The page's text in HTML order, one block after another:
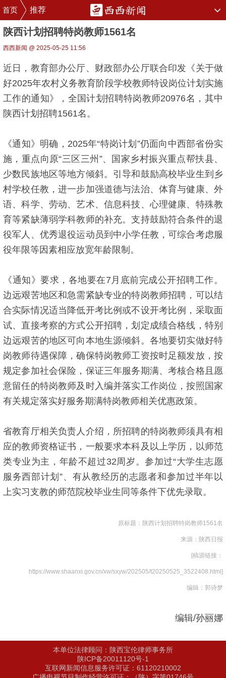
首页 推荐
陕西计划招聘特岗教师1561名
西西新闻 @ 2025-05-25 11:56
近日，教育部办公厅、财政部办公厅联合印发《关于做
好2025年农村义务教育阶段学校教师特设岗位计划实施
工作的通知》，全国计划招聘特岗教师20976名，其中
陕西计划招聘1561名。
《通知》明确，2025年“特岗计划”仍面向中西部省份实
施，重点向原“三区三州”、国家乡村振兴重点帮扶县、
少数民族地区等地方倾斜。引导和鼓励高校毕业生到乡
村学校任教，进一步加强道德与法治、体育与健康、外
语、科学、劳动、艺术、信息科技、心理健康、特殊教
育等紧缺薄弱学科教师的补充。支持鼓励符合条件的退
役军人、优秀退役运动员到中小学任教，可综合考虑服
役年限等因素相应放宽年龄限制。
《通知》要求，各地要在7月底前完成公开招聘工作。
边远艰苦地区和急需紧缺专业的特岗教师招聘，可以结
合实际情况适当降低开考比例或不设开考比例，采取面
试、直接考察的方式公开招聘，划定成绩合格线，特别
边远艰苦的地区可向本地生源倾斜。各地要切实做好特
岗教师待遇保障，确保特岗教师工资按时足额发放，按
规定参加社会保险，保证三年服务期满、考核合格且愿
意留任的特岗教师及时入编并落实工作岗位，按照国家
有关规定落实好服务期满特岗教师相关优惠政策。
省教育厅相关负责人介绍，所招聘的特岗教师须具有相
应的教师资格证书，一般要求本科及以上学历，以师范
类专业为主，年龄不超过32周岁。参加过“大学生志愿
服务西部计划”、有从教经历的志愿者和参加过半年以
上实习支教的师范院校毕业生同等条件下优先录取。
原标题：陕西计划招聘特岗教师1561名
来源：陕西日报
[稿源链接：
https://www.shaanxi.gov.cn/xw/sxyw/202505/t20250525_3522408.html ]
编辑：郭诗梦
编辑/孙丽娜
本单位法律顾问：陕西宝伦律师事务所
陕ICP备20011120号-1
互联网新闻信息服务许可证：61120210002